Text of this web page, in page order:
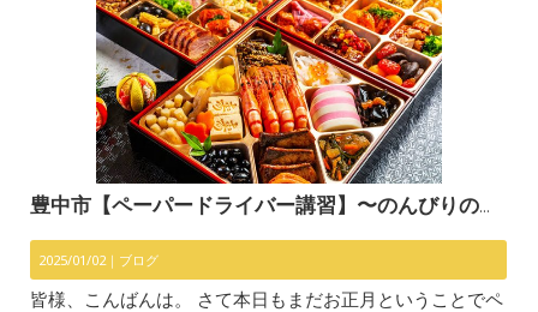
豊中市【ペーパードライバー講習】〜のんびりのお正月〜
2025/01/02｜ ブログ
皆様、こんばんは。 さて本日もまだお正月ということでペ